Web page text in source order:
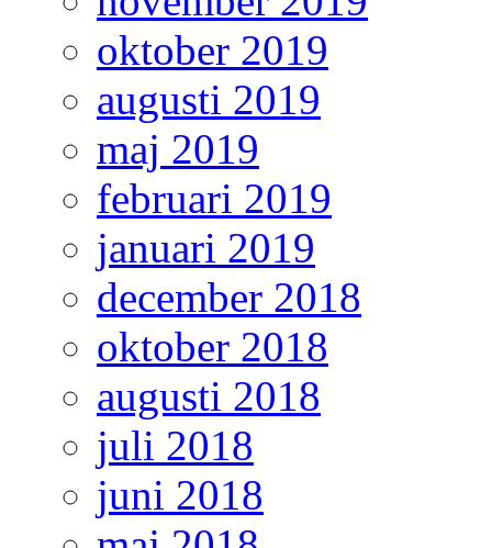
oktober 2019
augusti 2019
maj 2019
februari 2019
januari 2019
december 2018
oktober 2018
augusti 2018
juli 2018
juni 2018